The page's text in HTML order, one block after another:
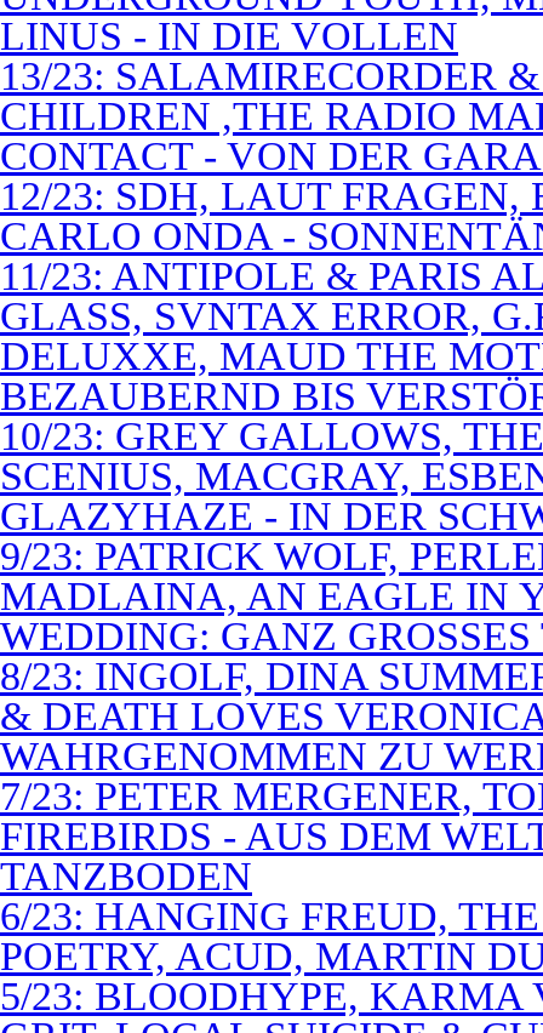
LINUS - IN DIE VOLLEN
13/23: SALAMIRECORDER
CHILDREN ,THE RADIO
CONTACT - VON DER
12/23: SDH, LAUT
CARLO ONDA -
11/23: ANTIPOLE & PARIS
GLASS, SVNTAX ERROR,
DELUXXE, MAUD THE
BEZAUBERND BIS
10/23: GREY GALLOWS,
SCENIUS, MACGRAY,
GLAZYHAZE - IN DER
9/23: PATRICK WOLF,
MADLAINA, AN EAGLE IN
WEDDING: GANZ
8/23: INGOLF, DINA
& DEATH LOVES
WAHRGENOMMEN ZU
7/23: PETER MERGENER,
FIREBIRDS - AUS DEM
TANZBODEN
6/23: HANGING FREUD,
POETRY, ACUD, MARTIN
5/23: BLOODHYPE, KARMA